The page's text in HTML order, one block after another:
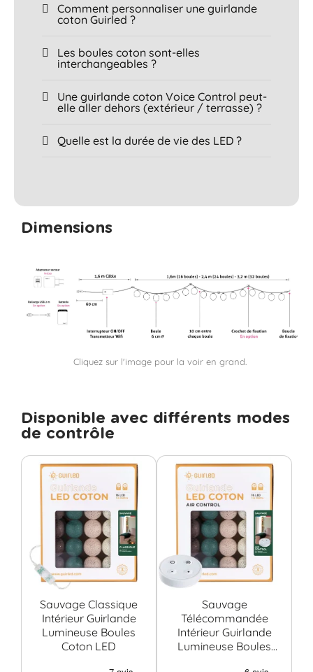
Comment personnaliser une guirlande
coton Guirled ?
Les boules coton sont-elles
interchangeables ?
Une guirlande coton Voice Control peut-
elle aller dehors (extérieur / terrasse) ?
Quelle est la durée de vie des LED ?
Dimensions
Cliquez sur l'image pour la voir en grand.
Disponible avec différents modes
de contrôle
Sauvage Classique
Intérieur Guirlande
Lumineuse Boules
Coton LED
Sauvage
Télécommandée
Intérieur Guirlande
Lumineuse Boules